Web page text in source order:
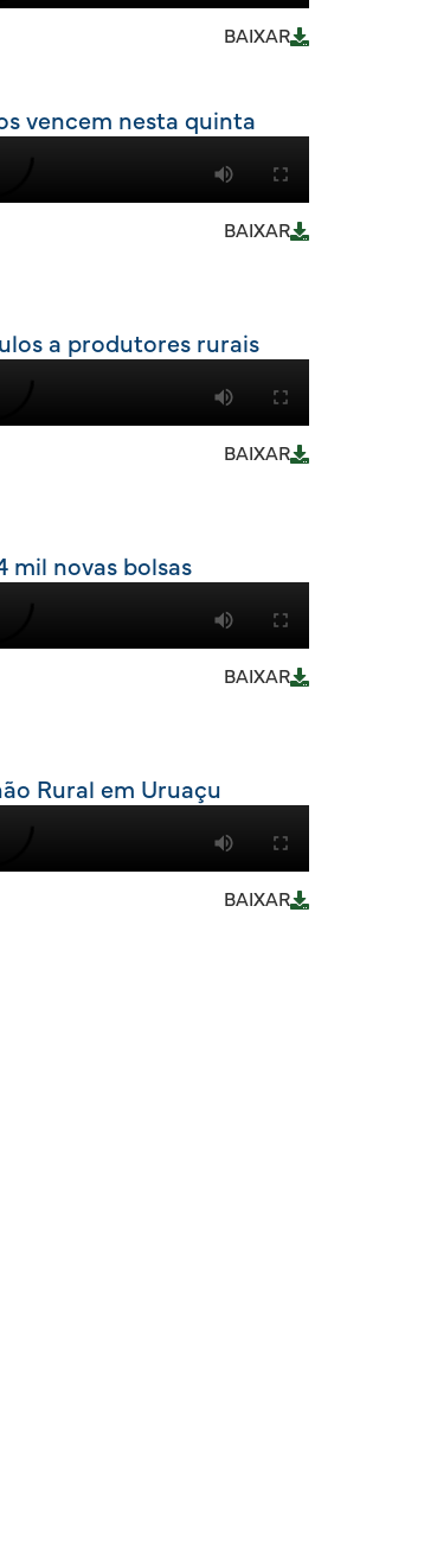
BAIXAR
vencem nesta quinta
BAIXAR
a produtores rurais
BAIXAR
mil novas bolsas
BAIXAR
Rural em Uruaçu
BAIXAR